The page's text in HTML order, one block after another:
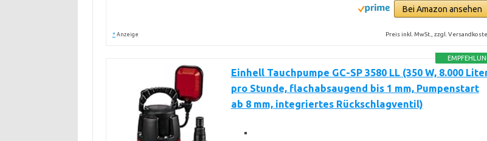
Bei Amazon ansehen
* Anzeige Preis inkl. MwSt., zzgl.
Einhell Tauchpumpe GC-SP 3580 LL (350 W, 8.000
pro Stunde, flachabsaugend bis 1 mm, Pumpenstart
ab 8 mm, integriertes Rückschlagventil)